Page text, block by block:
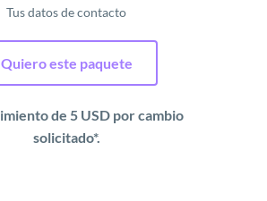
Tus datos de contacto
Quiero este paquete
solicitado*.